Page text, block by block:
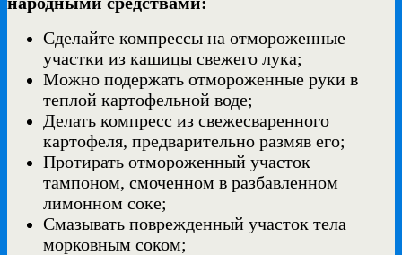
Сделайте компрессы на отмороженные
участки из кашицы свежего лука;
Можно подержать отмороженные руки в
теплой картофельной воде;
Делать компресс из свежесваренного
картофеля, предварительно размяв его;
Протирать отмороженный участок
тампоном, смоченном в разбавленном
лимонном соке;
Смазывать поврежденный участок тела
морковным соком;